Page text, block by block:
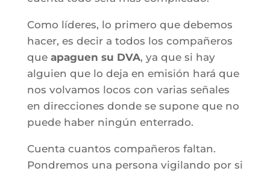
Como líderes, lo primero que debemos
hacer, es decir a todos los compañeros
queapaguen su DVA, ya que si hay
alguien que lo deja en emisión hará que
nos volvamos locos con varias señales
en direcciones donde se supone que no
puede haber ningún enterrado.
Cuenta cuantos compañeros faltan.
Pondremos una persona vigilando por si